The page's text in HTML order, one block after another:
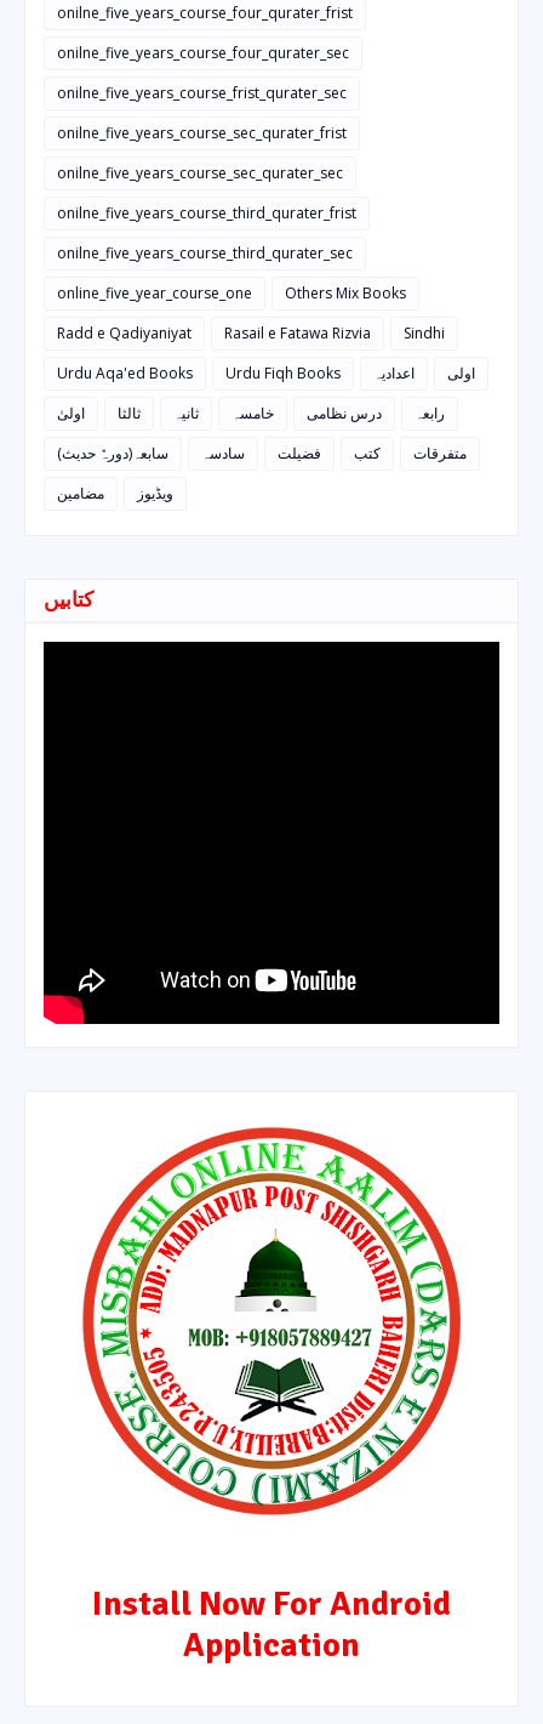
onilne_five_years_course_four_qurater_frist
onilne_five_years_course_four_qurater_sec
onilne_five_years_course_frist_qurater_sec
onilne_five_years_course_sec_qurater_frist
onilne_five_years_course_sec_qurater_sec
onilne_five_years_course_third_qurater_frist
onilne_five_years_course_third_qurater_sec
online_five_year_course_one
Others Mix Books
Radd e Qadiyaniyat
Rasail e Fatawa Rizvia
Sindhi
Urdu Aqa'ed Books
Urdu Fiqh Books اعدادیہ
اولی
اولیٰ
ثالثا ثانیہ خامسہ درس نظامی
رابعہ
سابعہ(دورہٌ حدیث)
سادسہ فضیلت کتب
متفرقات
مضامین
ویڈیوز
کتابیں
Install Now For Android
Application